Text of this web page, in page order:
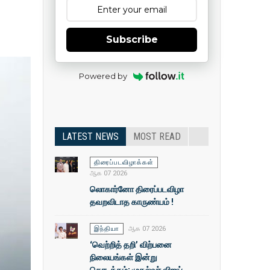
Subscribe
Powered by
LATEST NEWS MOST READ
திரைப்படவிழாக்கள்
ஆக 07 2026
லொகார்னோ திரைப்படவிழா
தவறவிடாத காருண்யம் !
இந்தியா ஆக 07 2026
‘வெற்றித் தறி’ விற்பனை
நிலையங்கள் இன்று